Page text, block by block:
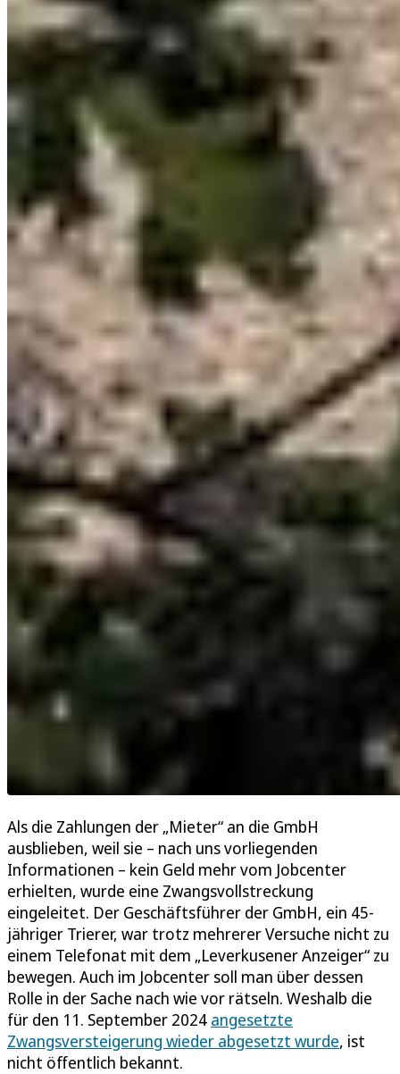
Als die Zahlungen der „Mieter“ an die GmbH
ausblieben, weil sie – nach uns vorliegenden
Informationen – kein Geld mehr vom Jobcenter
erhielten, wurde eine Zwangsvollstreckung
eingeleitet. Der Geschäftsführer der GmbH, ein 45-
jähriger Trierer, war trotz mehrerer Versuche nicht zu
einem Telefonat mit dem „Leverkusener Anzeiger“ zu
bewegen. Auch im Jobcenter soll man über dessen
Rolle in der Sache nach wie vor rätseln. Weshalb die
für den 11. September 2024 angesetzte
Zwangsversteigerung wieder abgesetzt wurde, ist
nicht öffentlich bekannt.